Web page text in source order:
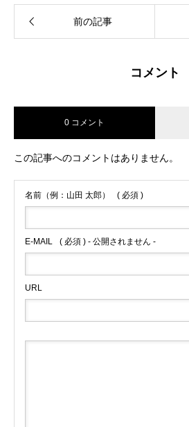
前の記事
コメント
0 コメント
この記事へのコメントはありません。
名前（例：山田 太郎） ( 必須 )
E-MAIL ( 必須 ) - 公開されません -
URL